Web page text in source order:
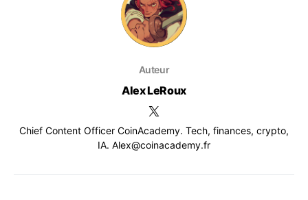
Auteur
Alex LeRoux
Chief Content Officer CoinAcademy. Tech, finances, crypto,
IA. Alex@coinacademy.fr